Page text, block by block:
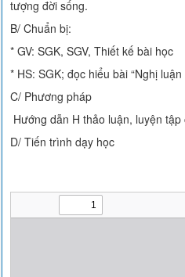
tượng đời sống.
B/ Chuẩn bị:
* GV: SGK, SGV, Thiết kế bài học
* HS: SGK; đọc hiểu bài “Nghị
C/ Phương pháp
Hướng dẫn H thảo luận, luyện tập
D/ Tiến trình dạy học